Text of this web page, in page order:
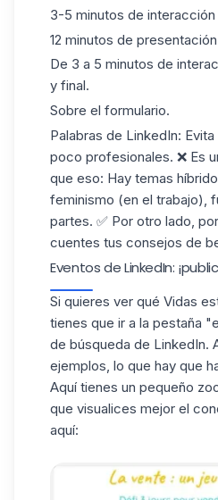
3-5 minutos de
12 minutos de
De 3 a 5 minutos de
y final.
Sobre el formulario.
Palabras de LinkedIn:
poco profesionales. ❌ Es
que eso: Hay temas
feminismo (en el trabajo),
partes. ✅ Por otro lado,
cuentes tus consejos de
Eventos de LinkedIn:
Si quieres ver qué Vidas
tienes que ir a la pestaña
de búsqueda de LinkedIn.
ejemplos, lo que hay que
Aquí tienes un pequeño
que visualices mejor el
aquí: